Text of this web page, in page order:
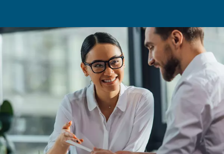
περιβάλλοντα. Η εφαρμογή στρατηγικών για τη
κατανάλωσης πεπιεσμένου αέρα, όπως το
πρόληψης διαρροών και η βελτιστοποίηση του
πίεσης του συστήματος, μπορεί να βελτιώσει
απόδοση των συστημάτων πεπιεσμένου αέρα.
Καθώς κινούμαστε προς ένα πιο βιώσιμο
ενέργειας αεροσυμπιεστών θα διαδραματίσει
ρόλο στην επίτευξη ενεργειακής απόδοσης και
περιβαλλοντικής ευθύνης.